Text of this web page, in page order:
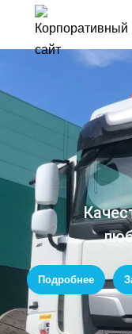
Подробнее